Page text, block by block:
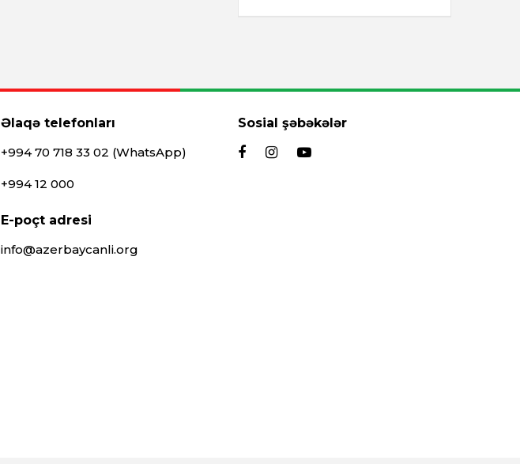
Əlaqə telefonları
+994 70 718 33 02 (WhatsApp)
+994 12 000
E-poçt adresi
info@azerbaycanli.org
Sosial şəbəkələr